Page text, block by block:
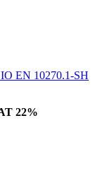
EN 10270.1-SH
22%